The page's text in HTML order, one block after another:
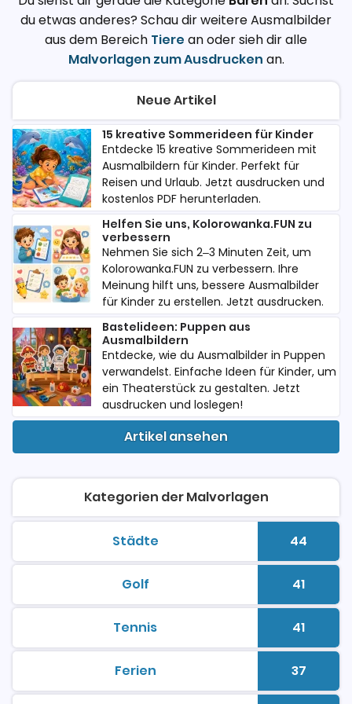
du etwas anderes? Schau dir weitere Ausmalbilder
aus dem Bereich Tiere an oder sieh dir alle
Malvorlagen zum Ausdrucken an.
Neue Artikel
15 kreative Sommerideen für Kinder
Entdecke 15 kreative Sommerideen mit
Ausmalbildern für Kinder. Perfekt für
Reisen und Urlaub. Jetzt ausdrucken und
kostenlos PDF herunterladen.
Helfen Sie uns, Kolorowanka.FUN zu
verbessern
Nehmen Sie sich 2–3 Minuten Zeit, um
Kolorowanka.FUN zu verbessern. Ihre
Meinung hilft uns, bessere Ausmalbilder
für Kinder zu erstellen. Jetzt ausdrucken.
Bastelideen: Puppen aus
Ausmalbildern
Entdecke, wie du Ausmalbilder in Puppen
verwandelst. Einfache Ideen für Kinder, um
ein Theaterstück zu gestalten. Jetzt
ausdrucken und loslegen!
Artikel ansehen
Kategorien der Malvorlagen
Städtemalvorlagen zum ausdruckenAnzahl
44
Golfmalvorlagen zum ausdruckenAnzahl
41
Tennismalvorlagen zum ausdruckenAnzahl
41
Ferienmalvorlagen zum ausdruckenAnzahl
37